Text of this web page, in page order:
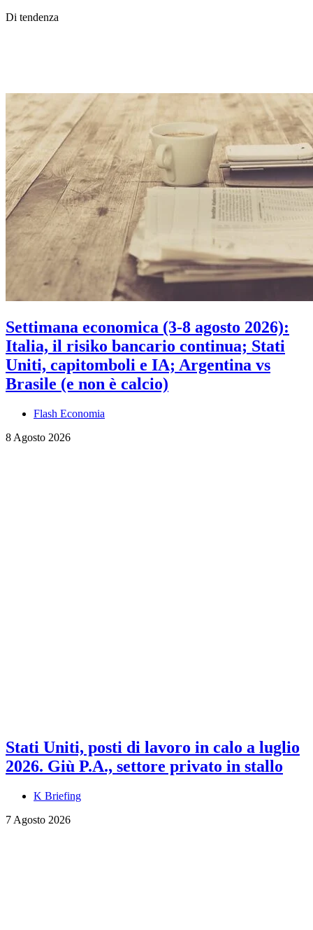
Di tendenza
Settimana economica (3-8 agosto 2026):
Italia, il risiko bancario continua; Stati
Uniti, capitomboli e IA; Argentina vs
Brasile (e non è calcio)
Flash Economia
8 Agosto 2026
Stati Uniti, posti di lavoro in calo a luglio
2026. Giù P.A., settore privato in stallo
K Briefing
7 Agosto 2026